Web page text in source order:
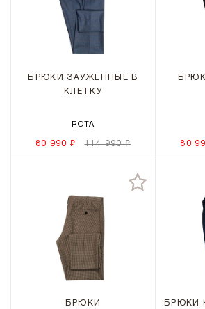
БРЮКИ ЗАУЖЕННЫЕ В
КЛЕТКУ
ROTA
80 990 ₽ 114 990 ₽ 80
БРЮКИ
БРЮКИ